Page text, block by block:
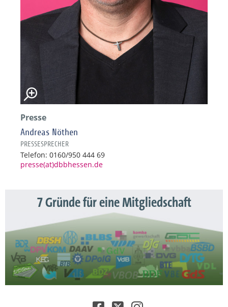
Presse
Andreas Nöthen
PRESSESPRECHER
Telefon: 0160/950 444 69
presse(at)dbbhessen.de
7 Gründe für eine Mitgliedschaft